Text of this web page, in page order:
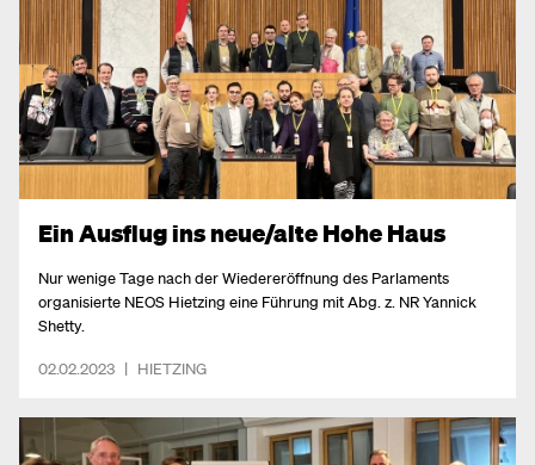
Ein Ausflug ins neue/alte Hohe Haus
Nur wenige Tage nach der Wiedereröffnung des Parlaments
organisierte NEOS Hietzing eine Führung mit Abg. z. NR Yannick
Shetty.
02.02.2023 | HIETZING